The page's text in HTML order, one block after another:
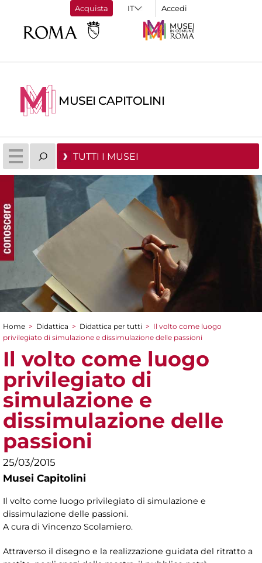
Acquista Accedi
MUSEI CAPITOLINI
TUTTI I MUSEI
Tu sei qui
Home > Didattica > Didattica per tutti > Il volto come luogo
privilegiato di simulazione e dissimulazione delle passioni
Il volto come luogo
privilegiato di
simulazione e
dissimulazione delle
passioni
25/03/2015
Musei Capitolini
Il volto come luogo privilegiato di simulazione e
dissimulazione delle passioni.
A cura di Vincenzo Scolamiero.
Attraverso il disegno e la realizzazione guidata del ritratto a